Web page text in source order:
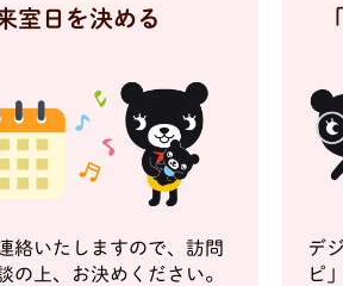
室日を決める
絡いたしますので、訪問
の上、お決めください。
デ
ピ